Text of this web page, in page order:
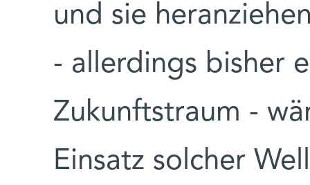
und sie
- allerdings bisher
Zukunftstraum -
Einsatz solcher